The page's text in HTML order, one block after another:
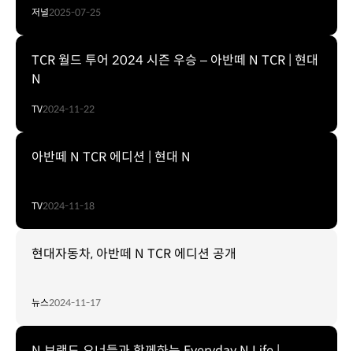
저널2025-07-25
TCR 월드 투어 2024 시즌 우승 – 아반떼 N TCR | 현대
N
TV2024-11-22
아반떼 N TCR 에디션 | 현대 N
TV2024-11-18
현대자동차, 아반떼 N TCR 에디션 공개
뉴스2024-11-17